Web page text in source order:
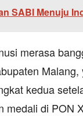
SABI Menuju
merasa
Malang,
kedua
medali di PON